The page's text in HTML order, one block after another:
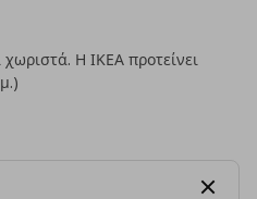
Η ΙΚΕΑ προτείνει